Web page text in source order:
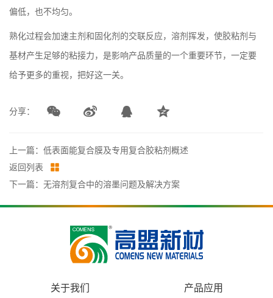
偏低，也不均匀。
熟化过程会加速主剂和固化剂的交联反应，溶剂挥发，使胶粘剂与
基材产生足够的粘接力，是影响产品质量的一个重要环节，一定要
给予更多的重视，把好这一关。
分享：
上一篇：低表面能复合膜及专用复合胶粘剂概述
返回列表
下一篇：无溶剂复合中的溶墨问题及解决方案
关于我们 产品应用